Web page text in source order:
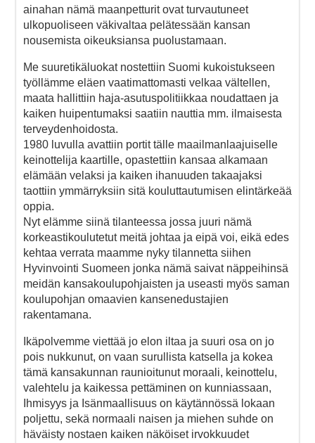
ainahan nämä maanpetturit ovat turvautuneet
ulkopuoliseen väkivaltaa pelätessään kansan
nousemista oikeuksiansa puolustamaan.
Me suuretikäluokat nostettiin Suomi kukoistukseen
työllämme eläen vaatimattomasti velkaa vältellen,
maata hallittiin haja-asutuspolitiikkaa noudattaen ja
kaiken huipentumaksi saatiin nauttia mm. ilmaisesta
terveydenhoidosta.
1980 luvulla avattiin portit tälle maailmanlaajuiselle
keinottelija kaartille, opastettiin kansaa alkamaan
elämään velaksi ja kaiken ihanuuden takaajaksi
taottiin ymmärryksiin sitä kouluttautumisen elintärkeää
oppia.
Nyt elämme siinä tilanteessa jossa juuri nämä
korkeastikoulutetut meitä johtaa ja eipä voi, eikä edes
kehtaa verrata maamme nyky tilannetta siihen
Hyvinvointi Suomeen jonka nämä saivat näppeihinsä
meidän kansakoulupohjaisten ja useasti myös saman
koulupohjan omaavien kansenedustajien
rakentamana.
Ikäpolvemme viettää jo elon iltaa ja suuri osa on jo
pois nukkunut, on vaan surullista katsella ja kokea
tämä kansakunnan raunioitunut moraali, keinottelu,
valehtelu ja kaikessa pettäminen on kunniassaan,
Ihmisyys ja Isänmaallisuus on käytännössä lokaan
poljettu, sekä normaali naisen ja miehen suhde on
häväisty nostaen kaiken näköiset irvokkuudet